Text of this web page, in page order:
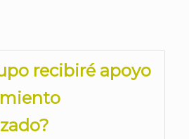
recibiré apoyo